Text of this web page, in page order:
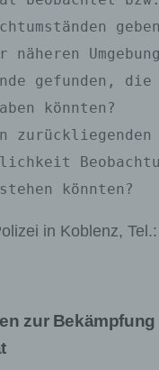
stehen könnten?
in Koblenz,
zur Bekämpfung